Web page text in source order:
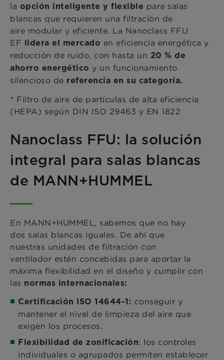
la opción inteligente y flexible para salas
blancas que requieren una filtración de
aire modular y eficiente. La Nanoclass FFU
EF lidera el mercado en eficiencia energética y
reducción de ruido, con hasta un 20 % de
ahorro energético y un funcionamiento
silencioso de referencia en su categoría.
* Filtro de aire de partículas de alta eficiencia
(HEPA) según DIN ISO 29463 y EN 1822
Nanoclass FFU: la solución
integral para salas blancas
de MANN+HUMMEL
En MANN+HUMMEL, sabemos que no hay
dos salas blancas iguales. De ahí que
nuestras unidades de filtración con
ventilador estén concebidas para aportar la
máxima flexibilidad en el diseño y cumplir con
las normas internacionales:
Certificación ISO 14644-1: conseguir y
mantener el nivel de limpieza del aire que
exigen los procesos.
Flexibilidad de zonificación: los controles
individuales o agrupados permiten establecer